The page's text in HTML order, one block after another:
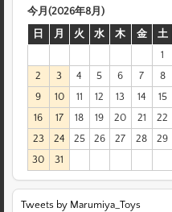
今月(2026年8月)
日
月 火 水 木 金
土
1
2
3 4 5 6 7
8
9
10 11 12 13 14
15
16
17 18 19 20 21
22
23
24 25 26 27 28
29
30
31
Tweets by Marumiya_Toys